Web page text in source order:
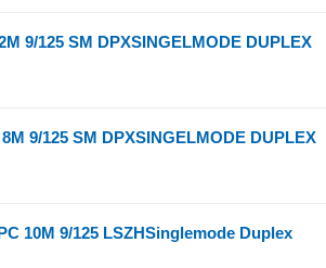
9/125 SM DPXSINGELMODE DUPLEX
9/125 SM DPXSINGELMODE DUPLEX
10M 9/125 LSZHSinglemode Duplex